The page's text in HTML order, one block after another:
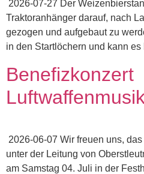
2026-07-27 Der
Traktoranhänger darauf, nach
gezogen und aufgebaut zu
in den Startlöchern und kann
Benefizkonzert
2026-06-07 Wir freuen uns,
unter der Leitung von
am Samstag 04. Juli in der